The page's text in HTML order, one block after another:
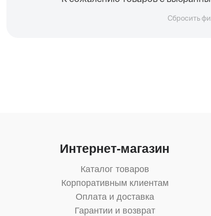
Сбросить
Интернет-магазин
Каталог товаров
Корпоративным клиентам
Оплата и доставка
Гарантии и возврат